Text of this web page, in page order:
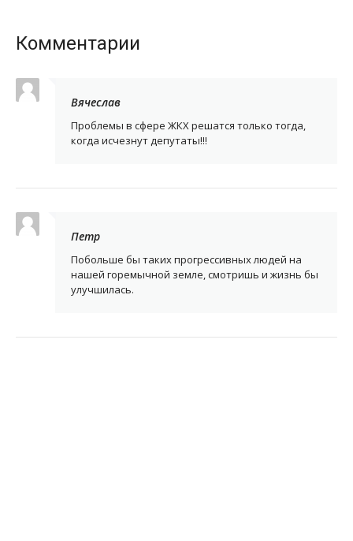
Комментарии
Вячеслав
Проблемы в сфере ЖКХ решатся только тогда,
когда исчезнут депутаты!!!
Петр
Побольше бы таких прогрессивных людей на
нашей горемычной земле, смотришь и жизнь бы
улучшилась.